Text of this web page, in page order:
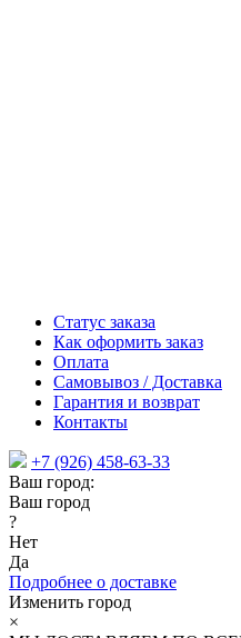
Статус заказа
Как оформить заказ
Оплата
Самовывоз / Доставка
Гарантия и возврат
Контакты
+7 (926) 458-63-33
Ваш город:
Ваш город
?
Нет
Да
Подробнее о доставке
Изменить город
×